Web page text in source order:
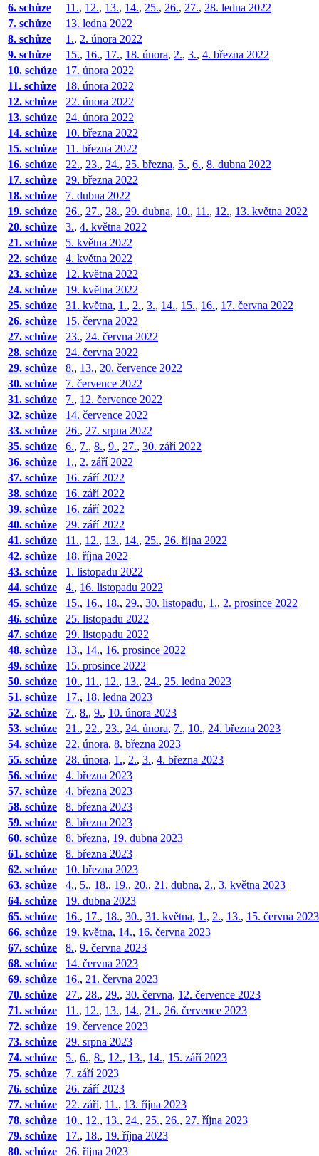
6. schůze
11., 12., 13., 14., 25., 26., 27., 28. ledna 2022
7. schůze
13. ledna 2022
8. schůze
1., 2. února 2022
9. schůze
15., 16., 17., 18. února, 2., 3., 4. března 2022
10. schůze
17. února 2022
11. schůze
18. února 2022
12. schůze
22. února 2022
13. schůze
24. února 2022
14. schůze
10. března 2022
15. schůze
11. března 2022
16. schůze
22., 23., 24., 25. března, 5., 6., 8. dubna 2022
17. schůze
29. března 2022
18. schůze
7. dubna 2022
19. schůze
26., 27., 28., 29. dubna, 10., 11., 12., 13. května 2022
20. schůze
3., 4. května 2022
21. schůze
5. května 2022
22. schůze
4. května 2022
23. schůze
12. května 2022
24. schůze
19. května 2022
25. schůze
31. května, 1., 2., 3., 14., 15., 16., 17. června 2022
26. schůze
15. června 2022
27. schůze
23., 24. června 2022
28. schůze
24. června 2022
29. schůze
8., 13., 20. července 2022
30. schůze
7. července 2022
31. schůze
7., 12. července 2022
32. schůze
14. července 2022
33. schůze
26., 27. srpna 2022
35. schůze
6., 7., 8., 9., 27., 30. září 2022
36. schůze
1., 2. září 2022
37. schůze
16. září 2022
38. schůze
16. září 2022
39. schůze
16. září 2022
40. schůze
29. září 2022
41. schůze
11., 12., 13., 14., 25., 26. října 2022
42. schůze
18. října 2022
43. schůze
1. listopadu 2022
44. schůze
4., 16. listopadu 2022
45. schůze
15., 16., 18., 29., 30. listopadu, 1., 2. prosince 2022
46. schůze
25. listopadu 2022
47. schůze
29. listopadu 2022
48. schůze
13., 14., 16. prosince 2022
49. schůze
15. prosince 2022
50. schůze
10., 11., 12., 13., 24., 25. ledna 2023
51. schůze
17., 18. ledna 2023
52. schůze
7., 8., 9., 10. února 2023
53. schůze
21., 22., 23., 24. února, 7., 10., 24. března 2023
54. schůze
22. února, 8. března 2023
55. schůze
28. února, 1., 2., 3., 4. března 2023
56. schůze
4. března 2023
57. schůze
4. března 2023
58. schůze
8. března 2023
59. schůze
8. března 2023
60. schůze
8. března, 19. dubna 2023
61. schůze
8. března 2023
62. schůze
10. března 2023
63. schůze
4., 5., 18., 19., 20., 21. dubna, 2., 3. května 2023
64. schůze
19. dubna 2023
65. schůze
16., 17., 18., 30., 31. května, 1., 2., 13., 15. června 2023
66. schůze
19. května, 14., 16. června 2023
67. schůze
8., 9. června 2023
68. schůze
14. června 2023
69. schůze
16., 21. června 2023
70. schůze
27., 28., 29., 30. června, 12. července 2023
71. schůze
11., 12., 13., 14., 21., 26. července 2023
72. schůze
19. července 2023
73. schůze
29. srpna 2023
74. schůze
5., 6., 8., 12., 13., 14., 15. září 2023
75. schůze
7. září 2023
76. schůze
26. září 2023
77. schůze
22. září, 11., 13. října 2023
78. schůze
10., 12., 13., 24., 25., 26., 27. října 2023
79. schůze
17., 18., 19. října 2023
80. schůze
26. října 2023